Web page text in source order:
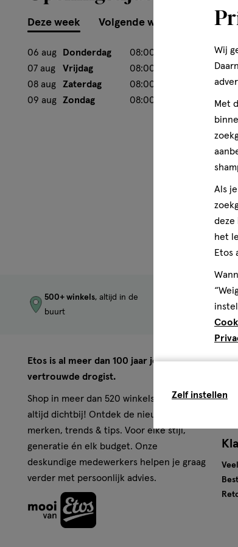
Deze week Volgende week
06 aug Donderdag 08:00
07 aug
Vrijdag 08:00
08 aug
Zaterdag 08:00
09 aug
Zondag 08:00
500+ winkels, altijd in de
buurt
merken
Etos is al meer dan 100 jaar jouw
vertrouwde drogist.
Shop in meer dan 520 winkels of online,
altijd dichtbij! Ontdek de nieuwste
merken, trends & tips. Voor elke stijl,
generatie én elk budget. Onze
deskundige medewerkers helpen je graag
verder met persoonlijk advies.
Pers
Wij
Met
Als
deze
het
Etos
Zelf instellen